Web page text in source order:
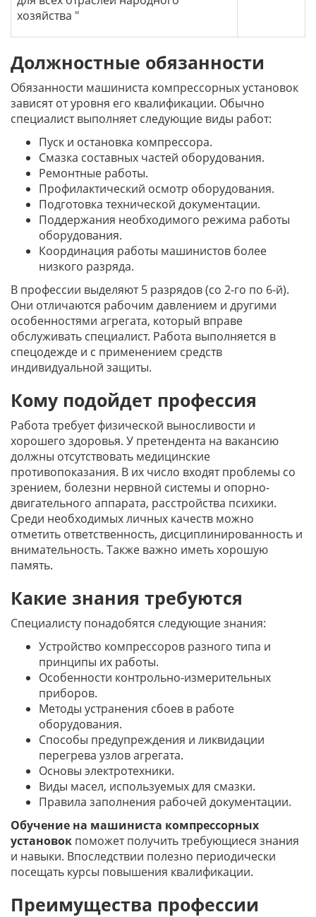
хозяйства "
Должностные обязанности
Обязанности машиниста компрессорных установок
зависят от уровня его квалификации. Обычно
специалист выполняет следующие виды работ:
Пуск и остановка компрессора.
Смазка составных частей оборудования.
Ремонтные работы.
Профилактический осмотр оборудования.
Подготовка технической документации.
Поддержания необходимого режима работы
оборудования.
Координация работы машинистов более
низкого разряда.
В профессии выделяют 5 разрядов (со 2-го по 6-й).
Они отличаются рабочим давлением и другими
особенностями агрегата, который вправе
обслуживать специалист. Работа выполняется в
спецодежде и с применением средств
индивидуальной защиты.
Кому подойдет профессия
Работа требует физической выносливости и
хорошего здоровья. У претендента на вакансию
должны отсутствовать медицинские
противопоказания. В их число входят проблемы со
зрением, болезни нервной системы и опорно-
двигательного аппарата, расстройства психики.
Среди необходимых личных качеств можно
отметить ответственность, дисциплинированность и
внимательность. Также важно иметь хорошую
память.
Какие знания требуются
Специалисту понадобятся следующие знания:
Устройство компрессоров разного типа и
принципы их работы.
Особенности контрольно-измерительных
приборов.
Методы устранения сбоев в работе
оборудования.
Способы предупреждения и ликвидации
перегрева узлов агрегата.
Основы электротехники.
Виды масел, используемых для смазки.
Правила заполнения рабочей документации.
Обучение на машиниста компрессорных
установок поможет получить требующиеся знания
и навыки. Впоследствии полезно периодически
посещать курсы повышения квалификации.
Преимущества профессии